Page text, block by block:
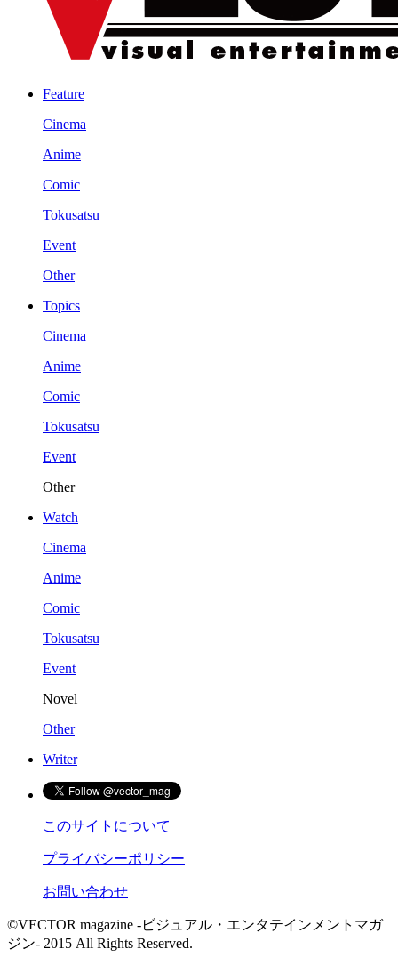
Feature
Cinema
Anime
Comic
Tokusatsu
Event
Other
Topics
Cinema
Anime
Comic
Tokusatsu
Event
Other
Watch
Cinema
Anime
Comic
Tokusatsu
Event
Novel
Other
Writer
このサイトについて
プライバシーポリシー
お問い合わせ
©VECTOR magazine -ビジュアル・エンタテインメントマガ
ジン- 2015 All Rights Reserved.